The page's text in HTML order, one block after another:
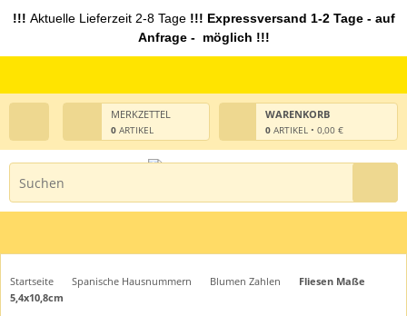
!!! Aktuelle Lieferzeit 2-8 Tage !!! Expressversand 1-2 Tage - auf
Anfrage - möglich !!!
WARENKORB
0 ARTIKEL • 0,00 €
MERKZETTEL
0 ARTIKEL
Startseite Spanische Hausnummern Blumen Zahlen
Fliesen Maße
5,4x10,8cm